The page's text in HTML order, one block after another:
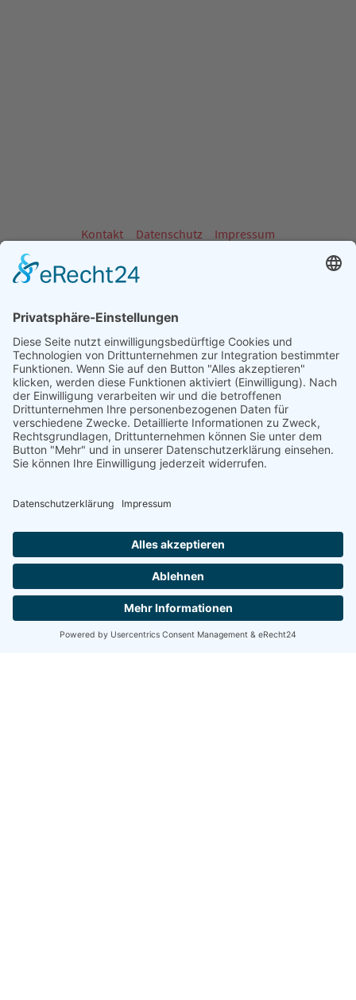
Kontakt Datenschutz Impressum
DGWF - Partner